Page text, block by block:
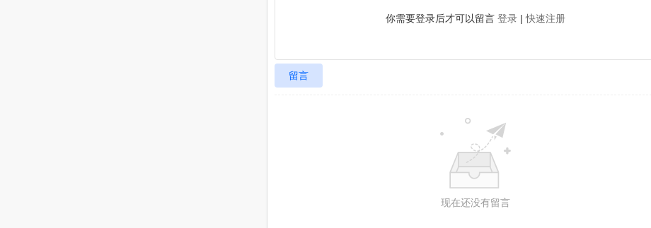
你需要登录后才可以留言 登录 |快速注册
留言
现在还没有留言